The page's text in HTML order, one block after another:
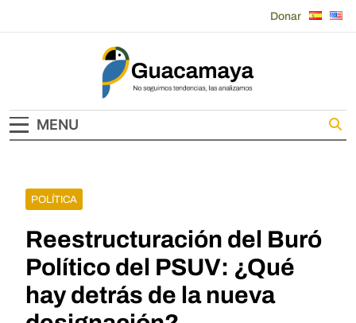
Donar
Guacamaya
MENU
POLÍTICA
Reestructuración del Buró
Político del PSUV: ¿Qué
hay detrás de la nueva